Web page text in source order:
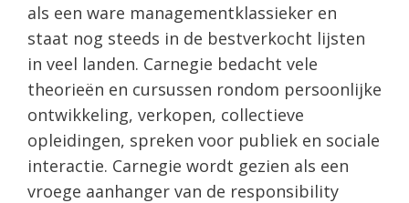
als een ware managementklassieker en
staat nog steeds in de bestverkocht lijsten
in veel landen. Carnegie bedacht vele
theorieën en cursussen rondom persoonlijke
ontwikkeling, verkopen, collectieve
opleidingen, spreken voor publiek en sociale
interactie. Carnegie wordt gezien als een
vroege aanhanger van de responsibility